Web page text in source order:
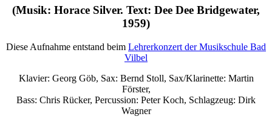
(Musik: Horace Silver. Text: Dee Dee Bridgewater,
1959)
Diese Aufnahme entstand beim Lehrerkonzert der Musikschule Bad
Vilbel
Klavier: Georg Göb, Sax: Bernd Stoll, Sax/Klarinette: Martin
Förster,
Bass: Chris Rücker, Percussion: Peter Koch, Schlagzeug: Dirk
Wagner